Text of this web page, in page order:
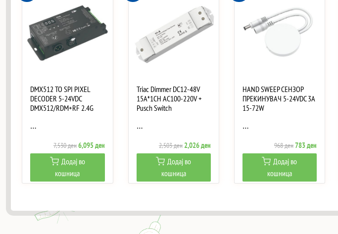
DMX512 TO SPI PIXEL
DECODER 5-24VDC
DMX512/RDM+RF 2.4G
…
7,530денOriginal
price
was:
7,530 ден.
6,095денCurrent
price
Додај во
кошница
Triac Dimmer DC12-48V
15A*1CH AC100-220V +
Pusch Switch
…
2,503ден Original
price
was:
2,503 ден.
2,026денCurrent
price
Додај во
кошница
HAND SWEEP СЕНЗОР
ПРЕКИНУВАЧ 5-24VDC 3A
15-72W
…
968денOriginal
price
was:
783ден
price
Додај во
кошница